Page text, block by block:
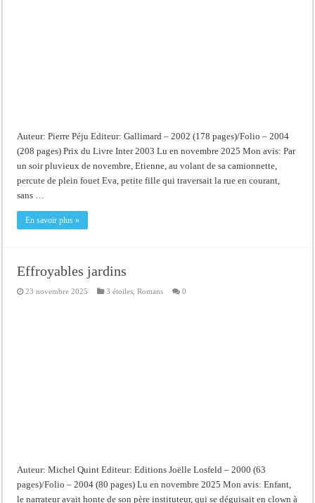
Auteur: Pierre Péju Editeur: Gallimard – 2002 (178 pages)/Folio – 2004
(208 pages) Prix du Livre Inter 2003 Lu en novembre 2025 Mon avis: Par
un soir pluvieux de novembre, Etienne, au volant de sa camionnette,
percute de plein fouet Eva, petite fille qui traversait la rue en courant,
sans …
En savoir plus »
Effroyables jardins
23 novembre 2025 3 étoiles ,Romans 0
Auteur: Michel Quint Editeur: Editions Joëlle Losfeld – 2000 (63
pages)/Folio – 2004 (80 pages) Lu en novembre 2025 Mon avis: Enfant,
le narrateur avait honte de son père instituteur, qui se déguisait en clown à